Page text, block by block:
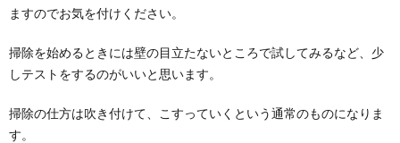
エタノールで掃除。専用スプレーボトルを
エタノールで除菌。 聞いたことありますよね？ アルコ
ールとエタノールの違いや、掃除で使う...
ますのでお気を付けください。
掃除を始めるときには壁の目立たないところで試してみるなど、少
しテストをするのがいいと思います。
掃除の仕方は吹き付けて、こすっていくという通常のものになりま
す。